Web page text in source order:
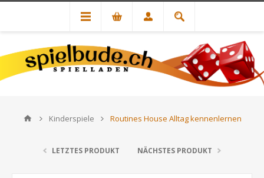
Kinderspiele Routines House Alltag kennenlernen
LETZTES PRODUKT NÄCHSTES PRODUKT